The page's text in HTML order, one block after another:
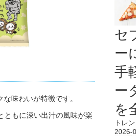
味わいが特徴です。
ともに深い出汁の風味が楽
セ
ー
手
ー
を
トレ
2026-